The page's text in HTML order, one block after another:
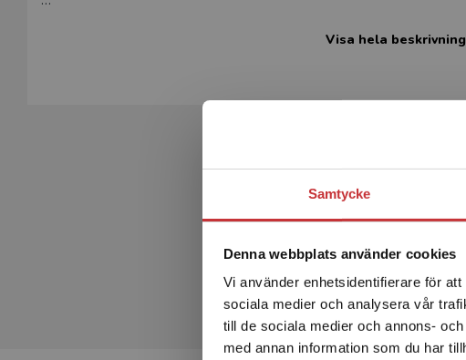
Samtycke
Denna webbplats använder cookies
Vi använder enhetsidentifierare för
sociala medier och analysera vår
till de sociala medier och annons-
med annan information som du har
Det
enhet
behandlingen är väsentlig. I denna bok finns därför avsnitt om
Visa hela